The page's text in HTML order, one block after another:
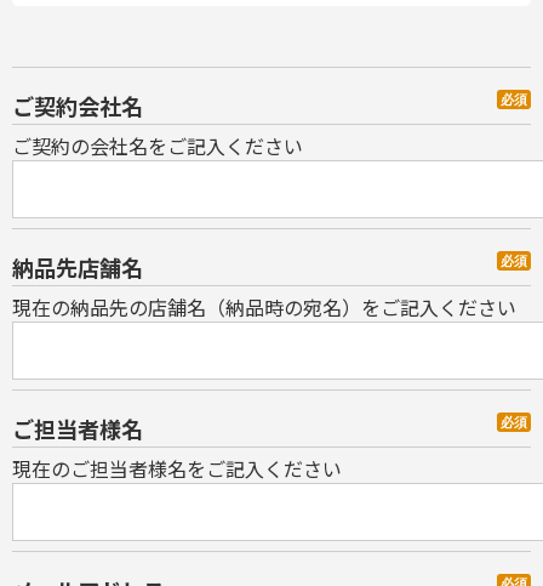
必須
ご契約会社名
ご契約の会社名をご記入ください
必須
納品先店舗名
現在の納品先の店舗名（納品時の宛名）をご記入ください
必須
ご担当者様名
現在のご担当者様名をご記入ください